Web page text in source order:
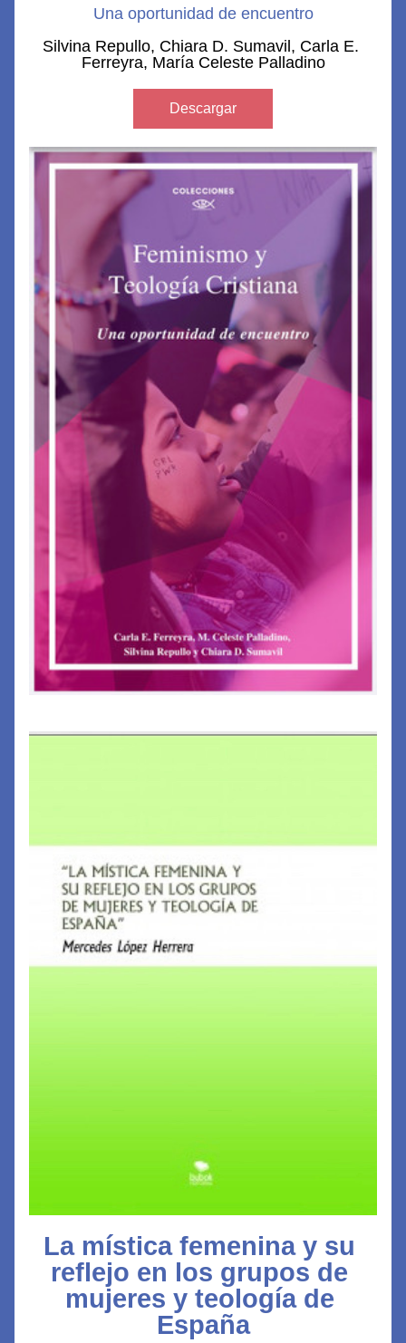
Una oportunidad de encuentro
Silvina Repullo, Chiara D. Sumavil, Carla E.
Ferreyra, María Celeste Palladino
Descargar
La mística femenina y su
reflejo en los grupos de
mujeres y teología de
España